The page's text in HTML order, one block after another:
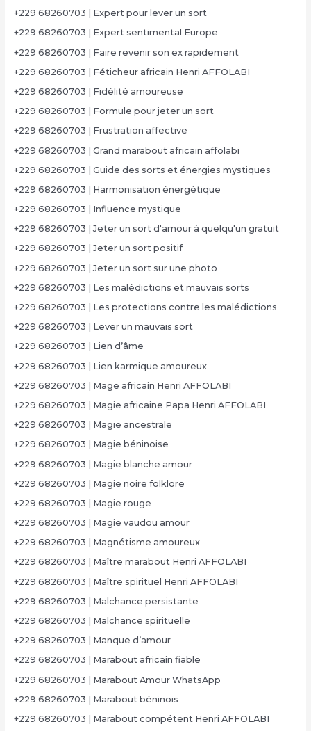
+229 68260703 | Expert pour lever un sort
+229 68260703 | Expert sentimental Europe
+229 68260703 | Faire revenir son ex rapidement
+229 68260703 | Féticheur africain Henri AFFOLABI
+229 68260703 | Fidélité amoureuse
+229 68260703 | Formule pour jeter un sort
+229 68260703 | Frustration affective
+229 68260703 | Grand marabout africain affolabi
+229 68260703 | Guide des sorts et énergies mystiques
+229 68260703 | Harmonisation énergétique
+229 68260703 | Influence mystique
+229 68260703 | Jeter un sort d'amour à quelqu'un gratuit
+229 68260703 | Jeter un sort positif
+229 68260703 | Jeter un sort sur une photo
+229 68260703 | Les malédictions et mauvais sorts
+229 68260703 | Les protections contre les malédictions
+229 68260703 | Lever un mauvais sort
+229 68260703 | Lien d’âme
+229 68260703 | Lien karmique amoureux
+229 68260703 | Mage africain Henri AFFOLABI
+229 68260703 | Magie africaine Papa Henri AFFOLABI
+229 68260703 | Magie ancestrale
+229 68260703 | Magie béninoise
+229 68260703 | Magie blanche amour
+229 68260703 | Magie noire folklore
+229 68260703 | Magie rouge
+229 68260703 | Magie vaudou amour
+229 68260703 | Magnétisme amoureux
+229 68260703 | Maître marabout Henri AFFOLABI
+229 68260703 | Maître spirituel Henri AFFOLABI
+229 68260703 | Malchance persistante
+229 68260703 | Malchance spirituelle
+229 68260703 | Manque d’amour
+229 68260703 | Marabout africain fiable
+229 68260703 | Marabout Amour WhatsApp
+229 68260703 | Marabout béninois
+229 68260703 | Marabout compétent Henri AFFOLABI